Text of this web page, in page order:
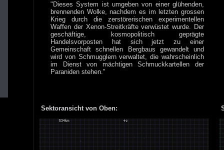
"Dieses System ist umgeben von einer glühenden,
brennenden Wolke, nachdem es im letzten grossen
Krieg durch die zerstörerischen experimentellen
Waffen der Xenon-Streitkräfte verwüstet wurde. Der
geschäftige, kosmopolitisch geprägte
Handelsvorposten hat sich jetzt zu einer
Gemeinschaft schnellen Bergbaus gewandelt und
wird von Schmugglern verwaltet, die wahrscheinlich
im Dienst von mächtigen Schmuckkartellen der
Paraniden stehen."
Sektoransicht von Oben: